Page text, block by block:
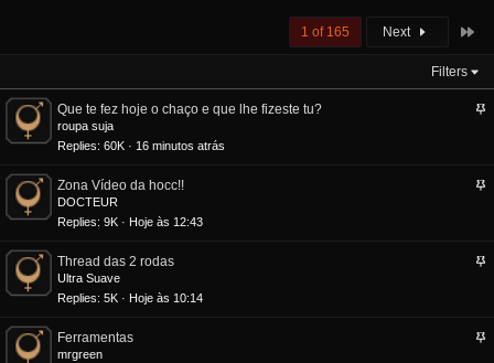
1 of 165 Next
Filters
S
k
Que te fez hoje o chaço e que lhe fizeste tu?
roupa suja
Replies 60K 16 minutos atrás
S
k
Zona Vídeo da hocc!!
DOCTEUR
Replies 9K Hoje às 12:43
S
k
Thread das 2 rodas
Ultra Suave
Replies 5K Hoje às 10:14
S
Ferramentas
mrgreen